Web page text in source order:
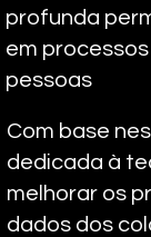
profunda
em
pessoas
Com base
dedicada à
melhorar os
dados dos